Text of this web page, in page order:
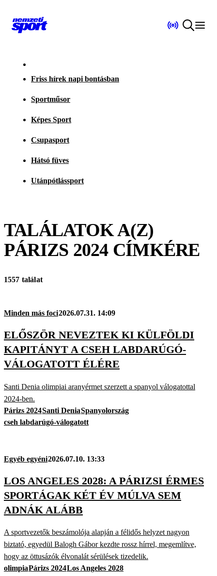
Friss hírek napi bontásban
Sportműsor
Képes Sport
Csupasport
Hátsó füves
Utánpótlássport
TALÁLATOK A(Z)
PÁRIZS 2024CÍMKÉRE
1557 találat
Minden más foci2026.07.31. 14:09
ELŐSZÖR NEVEZTEK KI KÜLFÖLDI
KAPITÁNYT A CSEH LABDARÚGÓ-
VÁLOGATOTT ÉLÉRE
Santi Denia olimpiai aranyérmet szerzett a spanyol válogatottal
2024-ben.
Párizs 2024Santi DeniaSpanyolország
cseh labdarúgó-válogatott
Egyéb egyéni2026.07.10. 13:33
LOS ANGELES 2028: A PÁRIZSI ÉRMES
SPORTÁGAK KÉT ÉV MÚLVA SEM
ADNÁK ALÁBB
A sportvezetők beszámolója alapján a félidős helyzet nagyon
biztató, egyedül Balogh Gábor kezdte rossz hírrel, megemlítve,
hogy az öttusázók élvonalát sérülések tizedelik.
olimpiaPárizs 2024Los Angeles 2028